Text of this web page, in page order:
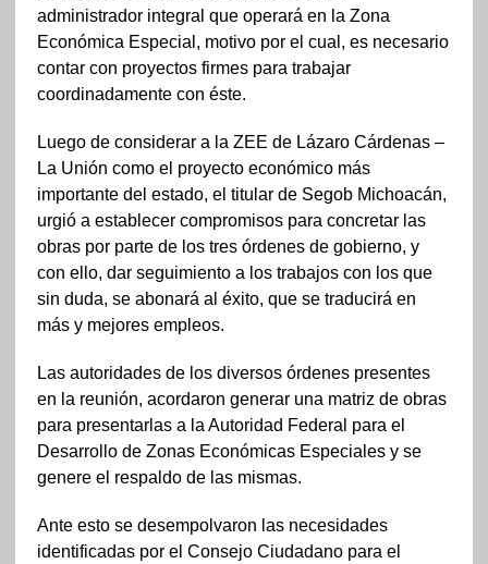
administrador integral que operará en la Zona
Económica Especial, motivo por el cual, es necesario
contar con proyectos firmes para trabajar
coordinadamente con éste.
Luego de considerar a la ZEE de Lázaro Cárdenas –
La Unión como el proyecto económico más
importante del estado, el titular de Segob Michoacán,
urgió a establecer compromisos para concretar las
obras por parte de los tres órdenes de gobierno, y
con ello, dar seguimiento a los trabajos con los que
sin duda, se abonará al éxito, que se traducirá en
más y mejores empleos.
Las autoridades de los diversos órdenes presentes
en la reunión, acordaron generar una matriz de obras
para presentarlas a la Autoridad Federal para el
Desarrollo de Zonas Económicas Especiales y se
genere el respaldo de las mismas.
Ante esto se desempolvaron las necesidades
identificadas por el Consejo Ciudadano para el